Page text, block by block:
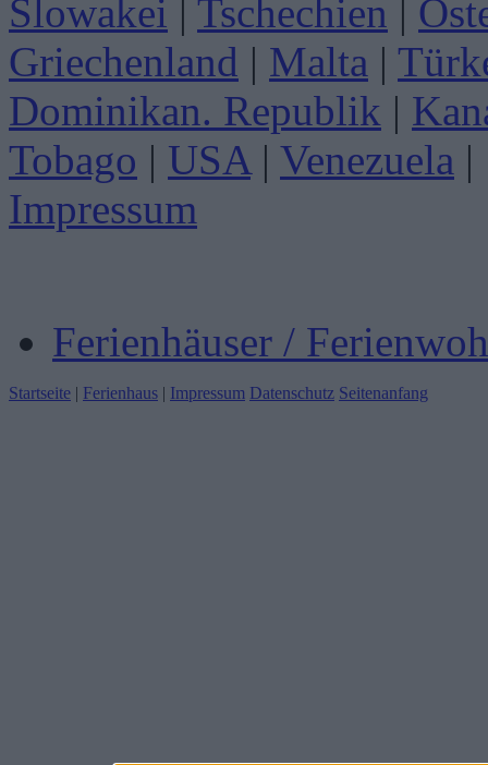
Slowakei | Tschechien |
Griechenland | Malta |
Dominikan. Republik |
Tobago | USA | Venezuela |
Impressum
Ferienhäuser /
Startseite | Ferienhaus | Impressum Datenschutz Seitenanfang